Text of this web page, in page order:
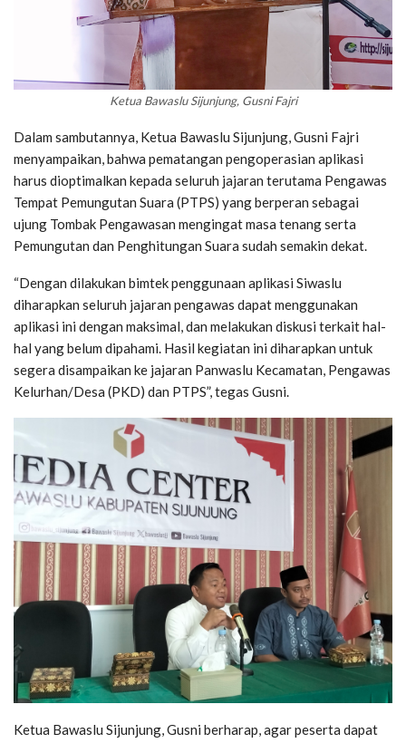
Ketua Bawaslu Sijunjung, Gusni Fajri
Dalam sambutannya, Ketua Bawaslu Sijunjung, Gusni Fajri
menyampaikan, bahwa pematangan pengoperasian aplikasi
harus dioptimalkan kepada seluruh jajaran terutama Pengawas
Tempat Pemungutan Suara (PTPS) yang berperan sebagai
ujung Tombak Pengawasan mengingat masa tenang serta
Pemungutan dan Penghitungan Suara sudah semakin dekat.
“Dengan dilakukan bimtek penggunaan aplikasi Siwaslu
diharapkan seluruh jajaran pengawas dapat menggunakan
aplikasi ini dengan maksimal, dan melakukan diskusi terkait hal-
hal yang belum dipahami. Hasil kegiatan ini diharapkan untuk
segera disampaikan ke jajaran Panwaslu Kecamatan, Pengawas
Kelurhan/Desa (PKD) dan PTPS”, tegas Gusni.
Ketua Bawaslu Sijunjung, Gusni berharap, agar peserta dapat